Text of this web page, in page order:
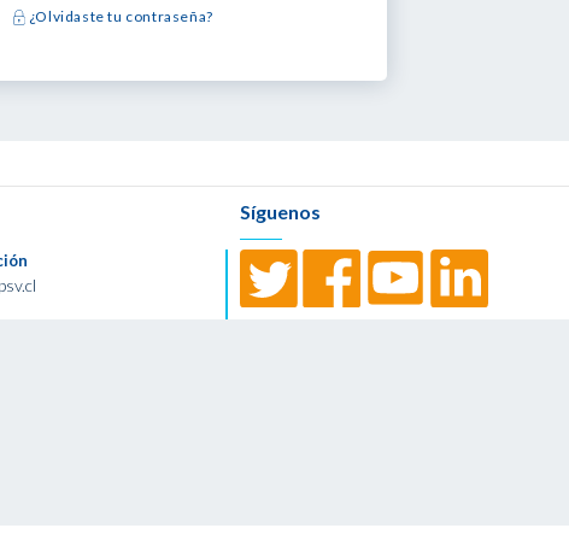
¿Olvidaste tu contraseña?
Síguenos